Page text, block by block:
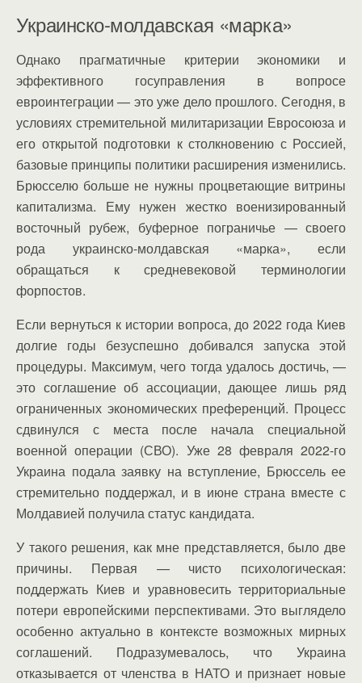
Украинско-молдавская «марка»
Однако прагматичные критерии экономики и
эффективного госуправления в вопросе
евроинтеграции — это уже дело прошлого. Сегодня, в
условиях стремительной милитаризации Евросоюза и
его открытой подготовки к столкновению с Россией,
базовые принципы политики расширения изменились.
Брюсселю больше не нужны процветающие витрины
капитализма. Ему нужен жестко военизированный
восточный рубеж, буферное пограничье — своего
рода украинско-молдавская «марка», если
обращаться к средневековой терминологии
форпостов.
Если вернуться к истории вопроса, до 2022 года Киев
долгие годы безуспешно добивался запуска этой
процедуры. Максимум, чего тогда удалось достичь, —
это соглашение об ассоциации, дающее лишь ряд
ограниченных экономических преференций. Процесс
сдвинулся с места после начала специальной
военной операции (СВО). Уже 28 февраля 2022-го
Украина подала заявку на вступление, Брюссель ее
стремительно поддержал, и в июне страна вместе с
Молдавией получила статус кандидата.
У такого решения, как мне представляется, было две
причины. Первая — чисто психологическая:
поддержать Киев и уравновесить территориальные
потери европейскими перспективами. Это выглядело
особенно актуально в контексте возможных мирных
соглашений. Подразумевалось, что Украина
отказывается от членства в НАТО и признает новые